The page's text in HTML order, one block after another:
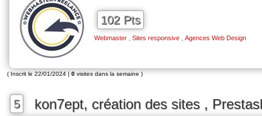
102 Pts
Webmaster , Sites responsive , Agences Web Design
( Inscrit le 22/01/2024 | 0 visites dans la semaine )
5 kon7ept, création des sites ,